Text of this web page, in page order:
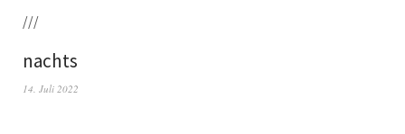
///
nachts
14. Juli 2022